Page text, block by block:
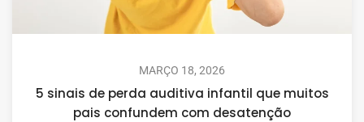
MARÇO 18, 2026
5 sinais de perda auditiva infantil que muitos
pais confundem com desatenção